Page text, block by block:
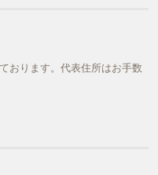
おります。代表住所はお手数